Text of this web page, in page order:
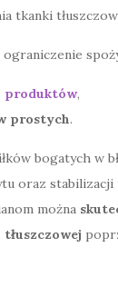
tkanki
produktów,
prostych.
bogatych w
oraz stabilizacji
można